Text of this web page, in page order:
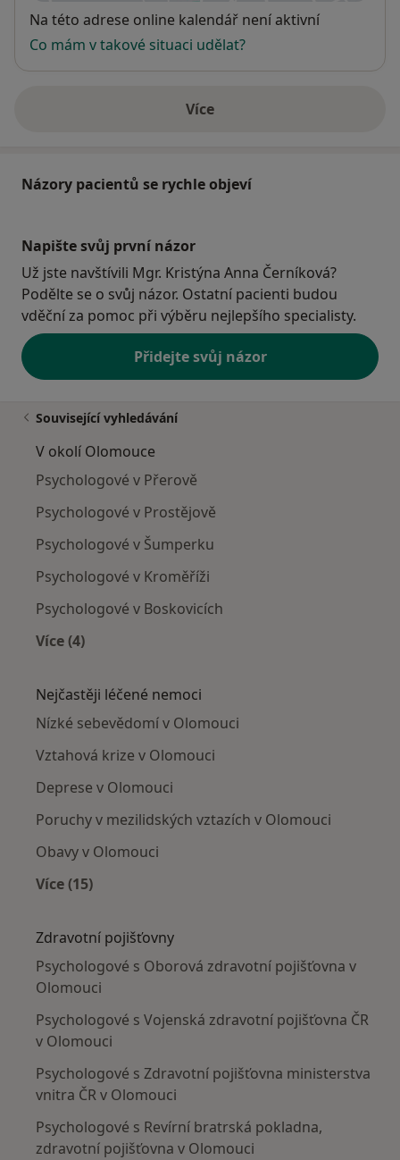
Dostupnost
Na této adrese online kalendář není aktivní
Co mám v takové situaci udělat?
Víceo adrese
Názory pacientů se rychle objeví
Napište svůj první názor
Už jste navštívili Mgr. Kristýna Anna Černíková?
Podělte se o svůj názor. Ostatní pacienti budou
vděční za pomoc při výběru nejlepšího specialisty.
Přidejte svůj názor
Související vyhledávání
V okolí Olomouce
Psychologové v Přerově
Psychologové v Prostějově
Psychologové v Šumperku
Psychologové v Kroměříži
Psychologové v Boskovicích
Více (4)
Nejčastěji léčené nemoci
Nízké sebevědomí v Olomouci
Vztahová krize v Olomouci
Deprese v Olomouci
Poruchy v mezilidských vztazích v Olomouci
Obavy v Olomouci
Více (15)
Zdravotní pojišťovny
Psychologové s Oborová zdravotní pojišťovna v
Olomouci
Psychologové s Vojenská zdravotní pojišťovna ČR
v Olomouci
Psychologové s Zdravotní pojišťovna ministerstva
vnitra ČR v Olomouci
Psychologové s Revírní bratrská pokladna,
zdravotní pojišťovna v Olomouci